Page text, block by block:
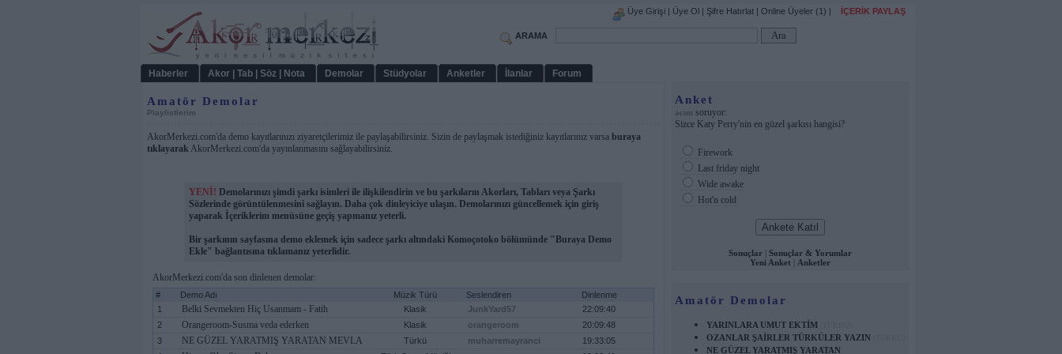
Üye Girişi | Üye Ol | Şifre Hatırlat | Online Üyeler (1) | İÇERİK PAYLAŞ
ARAMA
Haberler Akor | Tab | Söz | Nota Demolar Stüdyolar Anketler İlanlar Forum
Amatör Demolar
Playlistlerim
AkorMerkezi.com'da demo kayıtlarınızı ziyaretçilerimiz ile paylaşabilirsiniz. Sizin de paylaşmak istediğiniz kayıtlarınız varsa buraya
tıklayarak AkorMerkezi.com'da yayınlanmasını sağlayabilirsiniz.
YENİ! Demolarınızı şimdi şarkı isimleri ile ilişkilendirin ve bu şarkıların Akorları, Tabları veya Şarkı
Sözlerinde görüntülenmesini sağlayın. Daha çok dinleyiciye ulaşın. Demolarınızı güncellemek için giriş
yaparak İçeriklerim menüsüne geçiş yapmanız yeterli.
Bir şarkının sayfasına demo eklemek için sadece şarkı altındaki Komoçotoko bölümünde "Buraya Demo
Ekle" bağlantısına tıklamanız yeterlidir.
AkorMerkezi.com'da son dinlenen demolar:
# Demo Adı Müzik Türü Seslendiren
Dinlenme
1
Belki Sevmekten Hiç Usanmam - Fatih Klasik JunkYard57
22:09:40
2
Orangeroom-Susma veda ederken Klasik orangeroom
20:09:48
3
NE GÜZEL YARATMIŞ YARATAN MEVLA Türkü muharremayranci
19:33:05
Anket
acuu soruyor:
Sizce Katy Perry'nin en güzel şarkısı hangisi?
Firework
Last friday night
Wide awake
Hot'n cold
Sonuçlar| Sonuçlar & Yorumlar
Yeni Anket
Anketler
Amatör Demolar
YARINLARA UMUT EKTİM
OZANLAR ŞAİRLER TÜRKÜLER YAZIN
NE GÜZEL YARATMIŞ YARATAN